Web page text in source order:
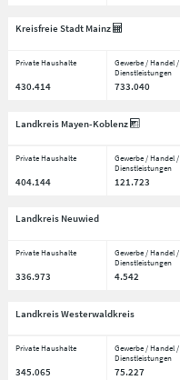
Kreisfreie Stadt Mainz
Private Haushalte
Gewerbe / Handel /
Dienstleistungen
430.414 733.040
Landkreis Mayen-Koblenz
Private Haushalte
Gewerbe / Handel /
Dienstleistungen
404.144 121.723
Landkreis Neuwied
Private Haushalte
Gewerbe / Handel /
Dienstleistungen
336.973 4.542
Landkreis Westerwaldkreis
Private Haushalte
Gewerbe / Handel /
Dienstleistungen
345.065 75.227